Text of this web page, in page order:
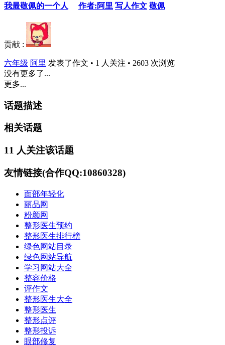
我最敬佩的一个人 作者:阿里 写人作文 敬佩
贡献 :
六年级 阿里 发表了作文 • 1 人关注 • 2603 次浏览
没有更多了...
更多...
话题描述
相关话题
11 人关注该话题
友情链接(合作QQ:10860328)
面部年轻化
丽品网
粉颜网
整形医生预约
整形医生排行榜
绿色网站目录
绿色网站导航
学习网站大全
整容价格
评作文
整形医生大全
整形医生
整形点评
整形投诉
眼部修复